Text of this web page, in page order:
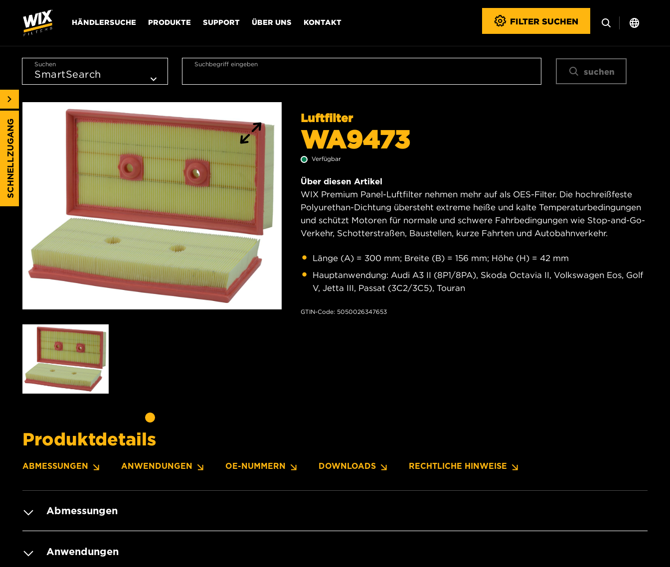
HÄNDLERSUCHE PRODUKTE SUPPORT ÜBER UNS KONTAKT FILTER SUCHEN
Suchen Suchbegriff eingeben
suchen
Luftfilter
WA9473
Verfügbar
Über diesen Artikel
WIX Premium Panel-Luftfilter nehmen mehr auf als OES-Filter. Die hochreißfeste
Polyurethan-Dichtung übersteht extreme heiße und kalte Temperaturbedingungen
und schützt Motoren für normale und schwere Fahrbedingungen wie Stop-and-Go-
Verkehr, Schotterstraßen, Baustellen, kurze Fahrten und Autobahnverkehr.
Länge (A) = 300 mm; Breite (B) = 156 mm; Höhe (H) = 42 mm
Hauptanwendung: Audi A3 II (8P1/8PA), Skoda Octavia II, Volkswagen Eos, Golf
V, Jetta III, Passat (3C2/3C5), Touran
GTIN-Code: 5050026347653
Produktdetails
ABMESSUNGEN ANWENDUNGEN OE-NUMMERN DOWNLOADS RECHTLICHE HINWEISE
Abmessungen
Anwendungen
SCHNELLZUGANG